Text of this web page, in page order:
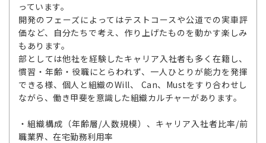
っています。
開発のフェーズによってはテストコースや公道での実車評
価など、自分たちで考え、作り上げたものを動かす楽しみ
もあります。
部としては他社を経験したキャリア入社者も多く在籍し、
慣習・年齢・役職にとらわれず、一人ひとりが能力を発揮
できる様、個人と組織のWill、 Can、Mustをすり合わせし
ながら、働き甲斐を意識した組織カルチャーがあります。
・組織構成（年齢層/人数規模）、キャリア入社者比率/前
職業界、在宅勤務利用率